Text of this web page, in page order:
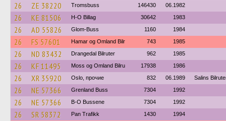
26 ZE 38220 Tromsbuss 146430 06.1982
26 KE 81506 H-O Billag 30642 1983
26 AD 55826 Glom-Buss 1160 1984
26 FS 57601 Hamar og Omland Bilr 743 1985
26 ND 83432 Drangedal Bilruter 962 1985
26 KF 11495 Moss og Omland Bilru 17938 1986
26 XR 35920 Oslo, прочие 832 06.1989 Salins
26 NE 57366 Grenland Buss 7304 1992
26 NE 57366 B-O Bussene 7304 1992
26 SR 58372 Pan Trafikk 1430 1994